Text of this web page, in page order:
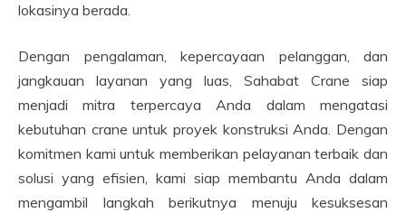
lokasinya berada.
Dengan pengalaman, kepercayaan pelanggan, dan
jangkauan layanan yang luas, Sahabat Crane siap
menjadi mitra terpercaya Anda dalam mengatasi
kebutuhan crane untuk proyek konstruksi Anda. Dengan
komitmen kami untuk memberikan pelayanan terbaik dan
solusi yang efisien, kami siap membantu Anda dalam
mengambil langkah berikutnya menuju kesuksesan